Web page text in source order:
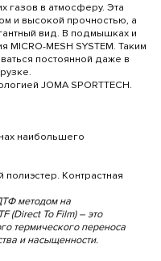
газов в атмосферу. Эта
и высокой прочностью, а
вид. В подмышках и
MESH SYSTEM. Таким
постоянной даже в
JOMA SPORTTECH.
наибольшего
Контрастная
методом на
(Direct To Film) – это
термического переноса
и насыщенности.